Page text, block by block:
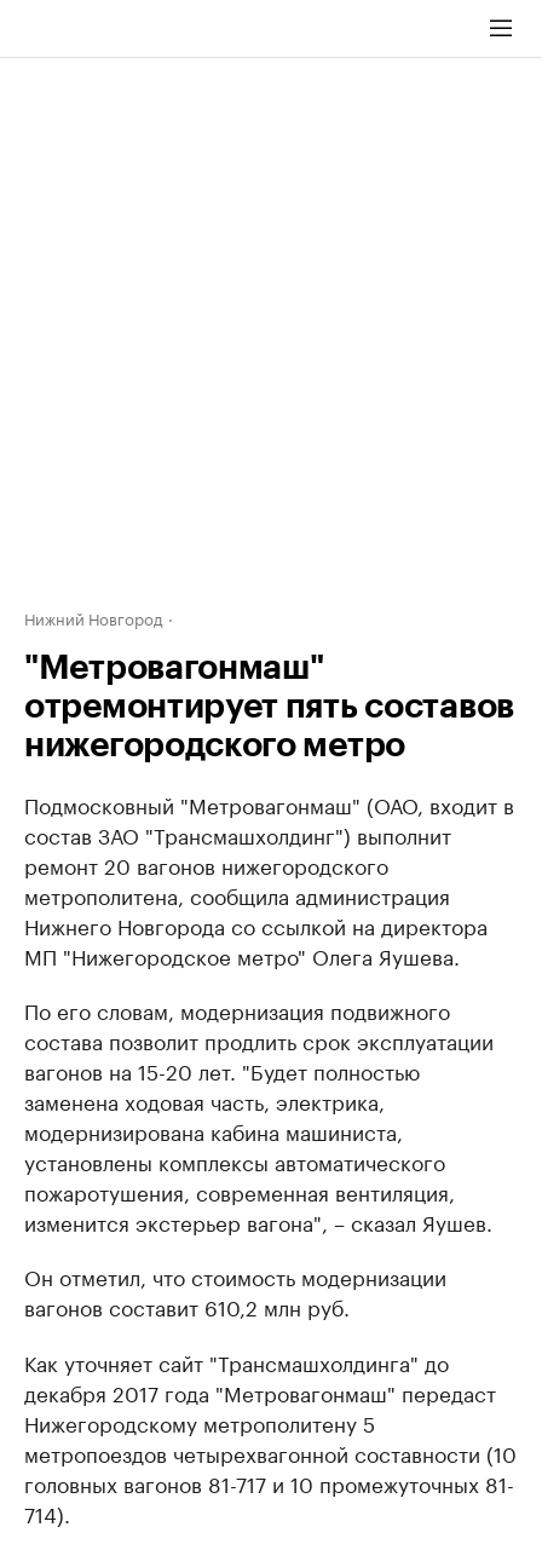
Нижний Новгород
"Метровагонмаш"
отремонтирует пять составов
нижегородского метро
Подмосковный "Метровагонмаш" (ОАО, входит в
состав ЗАО "Трансмашхолдинг") выполнит
ремонт 20 вагонов нижегородского
метрополитена, сообщила администрация
Нижнего Новгорода со ссылкой на директора
МП "Нижегородское метро" Олега Яушева.
По его словам, модернизация подвижного
состава позволит продлить срок эксплуатации
вагонов на 15-20 лет. "Будет полностью
заменена ходовая часть, электрика,
модернизирована кабина машиниста,
установлены комплексы автоматического
пожаротушения, современная вентиляция,
изменится экстерьер вагона", – сказал Яушев.
Он отметил, что стоимость модернизации
вагонов составит 610,2 млн руб.
Как уточняет сайт "Трансмашхолдинга" до
декабря 2017 года "Метровагонмаш" передаст
Нижегородскому метрополитену 5
метропоездов четырехвагонной составности (10
головных вагонов 81-717 и 10 промежуточных 81-
714).